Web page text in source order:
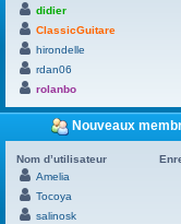
didier
ClassicGuitare
hirondelle
rdan06
rolanbo
Nouveaux
Nom d’utilisateur
Amelia
Tocoya
salinosk